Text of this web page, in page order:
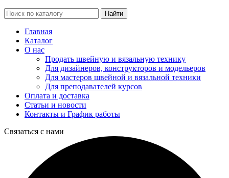
Найти
Главная
Каталог
О нас
Продать швейную и вязальную технику
Для дизайнеров, конструкторов и модельеров
Для мастеров швейной и вязальной техники
Для преподавателей курсов
Оплата и доставка
Статьи и новости
Контакты и График работы
Связаться с нами